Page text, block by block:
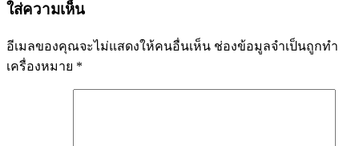
ใส่ความเห็น
อีเมลของคุณจะไม่แสดงให้คนอื่นเห็น ช่องข้อมูลจำเป็นถูกทำ
เครื่องหมาย *